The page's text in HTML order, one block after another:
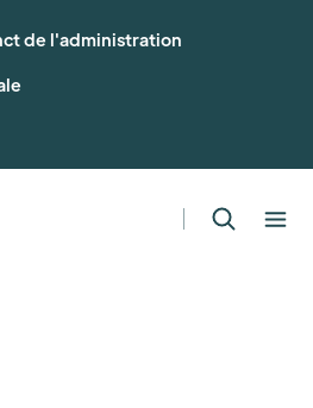
de l'administration